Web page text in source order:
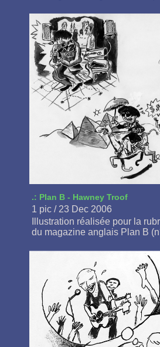
.: Plan B - Hawney Troof
1 pic / 23 Dec 2006
Illustration réalisée pour la
du magazine anglais Plan B